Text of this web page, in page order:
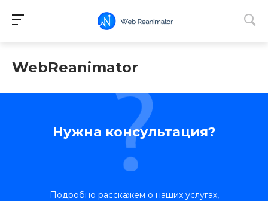
WebReanimator
Нужна консультация?
Подробно расскажем о наших услугах,